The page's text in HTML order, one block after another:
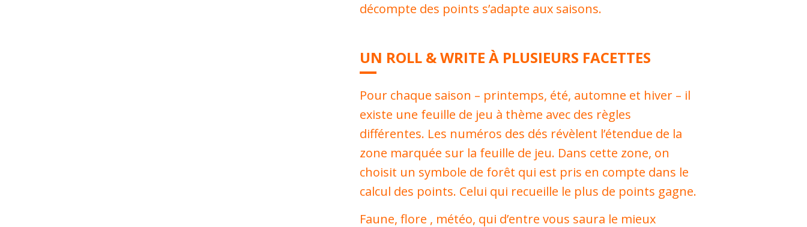
décompte des points s’adapte aux saisons.
UN ROLL & WRITE À PLUSIEURS FACETTES
Pour chaque saison – printemps, été, automne et hiver – il
existe une feuille de jeu à thème avec des règles
différentes. Les numéros des dés révèlent l’étendue de la
zone marquée sur la feuille de jeu. Dans cette zone, on
choisit un symbole de forêt qui est pris en compte dans le
calcul des points. Celui qui recueille le plus de points gagne.
Faune, flore , météo, qui d’entre vous saura le mieux